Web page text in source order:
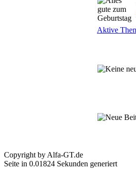
Aktive
Copyright by Alfa-GT.de
Seite in 0.01824 Sekunden generiert